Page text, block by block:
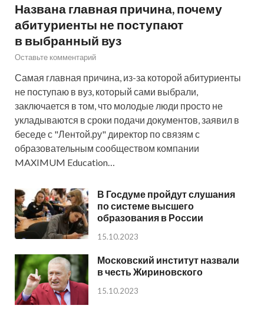
Названа главная причина, почему
абитуриенты не поступают
в выбранный вуз
Оставьте комментарий
Самая главная причина, из-за которой абитуриенты
не поступаю в вуз, который сами выбрали,
заключается в том, что молодые люди просто не
укладываются в сроки подачи документов, заявил в
беседе с "Лентой.ру" директор по связям с
образовательным сообществом компании
MAXIMUM Education…
В Госдуме пройдут слушания
по системе высшего
образования в России
15.10.2023
Московский институт назвали
в честь Жириновского
15.10.2023